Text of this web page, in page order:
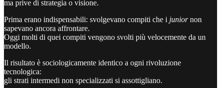
ma prive di strategia o visione.
Prima erano indispensabili: svolgevano compiti che i juniornon
sapevano ancora affrontare.
Oggi molti di quei compiti vengono svolti più velocemente da un
modello.
Il risultato è sociologicamente identico a ogni rivoluzione
tecnologica:
gli strati intermedi non specializzati si assottigliano.